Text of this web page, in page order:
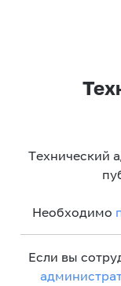
Технический
Необходимо
Если вы